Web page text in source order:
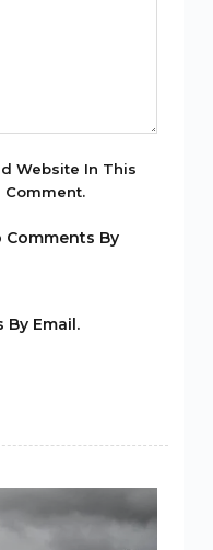
Website In This
Comment.
By
By Email.